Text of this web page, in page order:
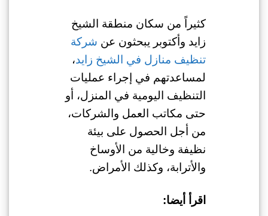
كثيراً من سكان منطقة الشيخ
زايد وأكتوبر يبحثون عن شركة
تنظيف منازل في الشيخ زايد،
لمساعدتهم في إجراء عمليات
التنظيف اليومية في المنزل، أو
حتى مكاتب العمل والشركات،
من أجل الحصول على بيئة
نظيفة وخالية من الأوساخ
والأترابة، وكذلك الأمراض.
اقرأ أيضا: